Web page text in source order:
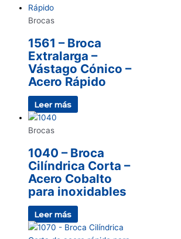
Brocas
1561 – Broca
Extralarga –
Vástago Cónico –
Acero Rápido
Leer más
Brocas
1040 – Broca
Cilíndrica Corta –
Acero Cobalto
para inoxidables
Leer más